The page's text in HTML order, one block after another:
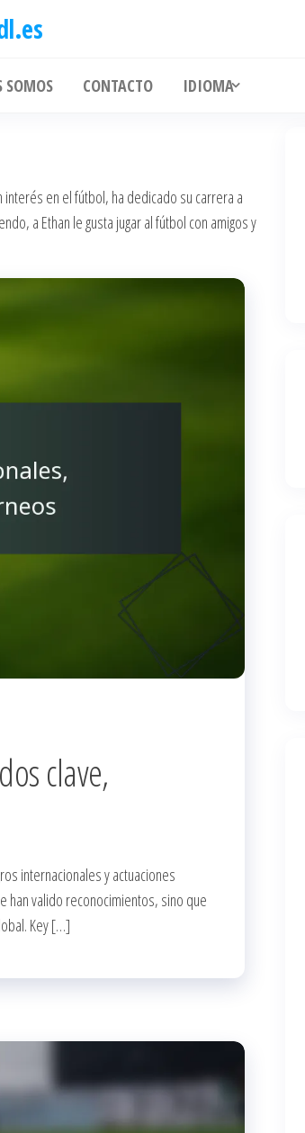
SOMOS CONTACTO IDIOMA
interés en el fútbol, ha dedicado su carrera a
a Ethan le gusta jugar al fútbol con amigos y
clave,
internacionales y actuaciones
han valido reconocimientos, sino que
Key […]